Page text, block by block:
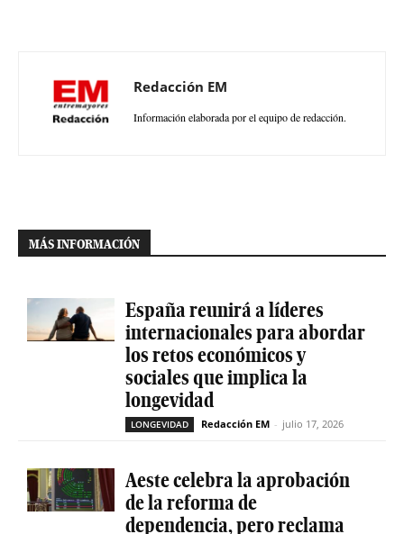
Redacción EM
Información elaborada por el equipo de redacción.
MÁS INFORMACIÓN
España reunirá a líderes
internacionales para abordar
los retos económicos y
sociales que implica la
longevidad
LONGEVIDAD Redacción EM - julio 17, 2026
Aeste celebra la aprobación
de la reforma de
dependencia, pero reclama